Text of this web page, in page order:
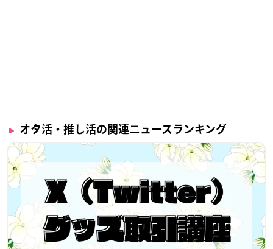
オタ活・推し活の関連ニュースランキング